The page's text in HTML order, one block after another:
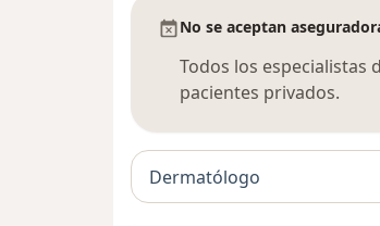
No se aceptan
Todos los especialistas
pacientes privados.
Dermatólogo